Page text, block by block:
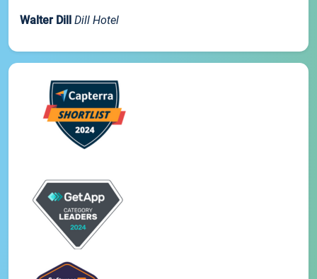
Walter Dill Dill Hotel